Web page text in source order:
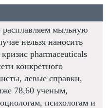
мыльную
нельзя наносить
pharmaceuticals
конкретного
левые справки,
78,60 ученым,
психологам и